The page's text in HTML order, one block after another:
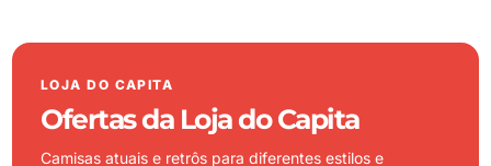
LOJA DO CAPITA
Ofertas da Loja do Capita
Camisas atuais e retrôs para diferentes estilos e